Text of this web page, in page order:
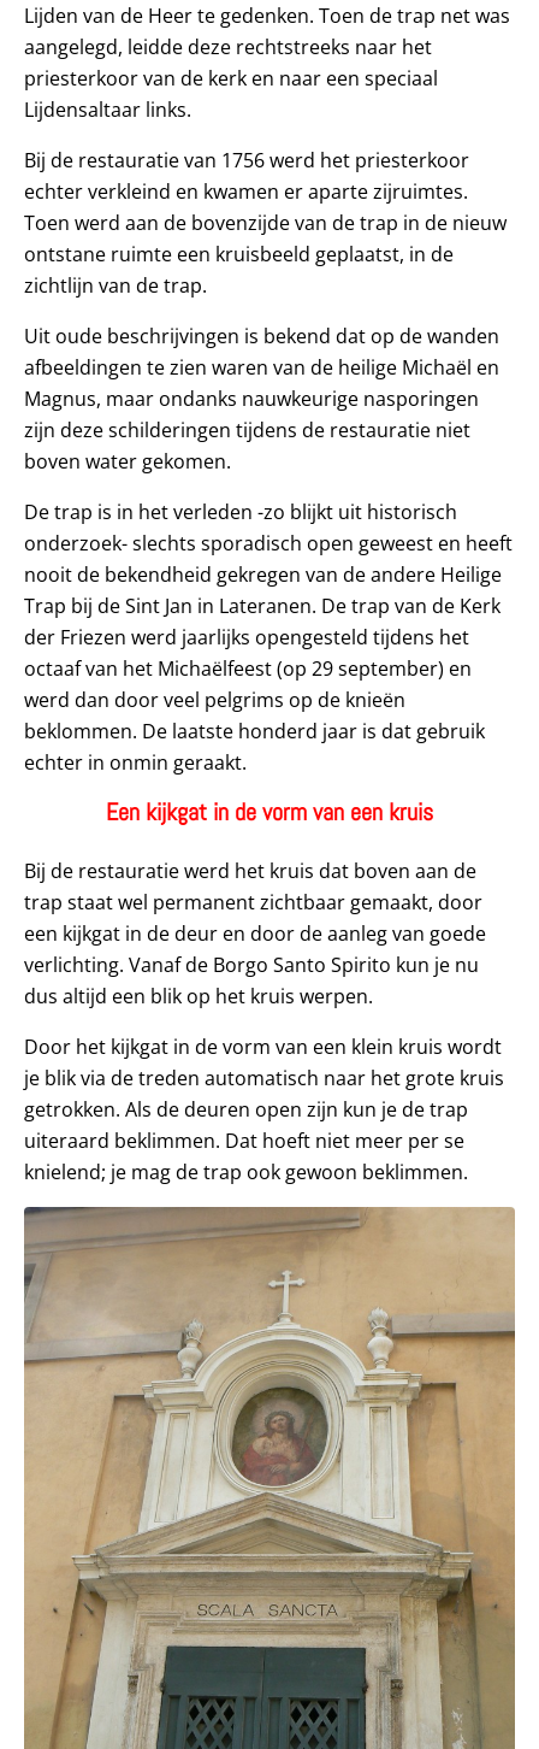
Lijden van de Heer te gedenken. Toen de trap net was
aangelegd, leidde deze rechtstreeks naar het
priesterkoor van de kerk en naar een speciaal
Lijdensaltaar links.
Bij de restauratie van 1756 werd het priesterkoor
echter verkleind en kwamen er aparte zijruimtes.
Toen werd aan de bovenzijde van de trap in de nieuw
ontstane ruimte een kruisbeeld geplaatst, in de
zichtlijn van de trap.
Uit oude beschrijvingen is bekend dat op de wanden
afbeeldingen te zien waren van de heilige Michaël en
Magnus, maar ondanks nauwkeurige nasporingen
zijn deze schilderingen tijdens de restauratie niet
boven water gekomen.
De trap is in het verleden -zo blijkt uit historisch
onderzoek- slechts sporadisch open geweest en heeft
nooit de bekendheid gekregen van de andere Heilige
Trap bij de Sint Jan in Lateranen. De trap van de Kerk
der Friezen werd jaarlijks opengesteld tijdens het
octaaf van het Michaëlfeest (op 29 september) en
werd dan door veel pelgrims op de knieën
beklommen. De laatste honderd jaar is dat gebruik
echter in onmin geraakt.
Een kijkgat in de vorm van een kruis
Bij de restauratie werd het kruis dat boven aan de
trap staat wel permanent zichtbaar gemaakt, door
een kijkgat in de deur en door de aanleg van goede
verlichting. Vanaf de Borgo Santo Spirito kun je nu
dus altijd een blik op het kruis werpen.
Door het kijkgat in de vorm van een klein kruis wordt
je blik via de treden automatisch naar het grote kruis
getrokken. Als de deuren open zijn kun je de trap
uiteraard beklimmen. Dat hoeft niet meer per se
knielend; je mag de trap ook gewoon beklimmen.